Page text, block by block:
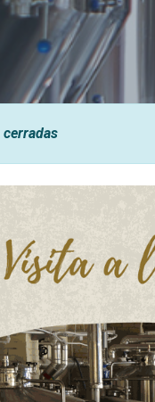
cerradas